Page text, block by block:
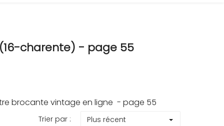
(16-charente) - page 55
brocante vintage en ligne - page 55
Trier par : Plus récent